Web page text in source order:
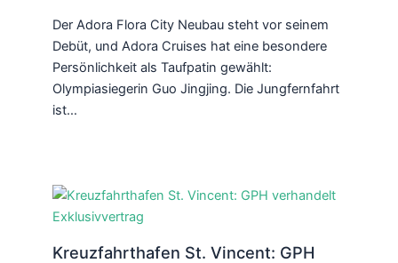
Der Adora Flora City Neubau steht vor seinem
Debüt, und Adora Cruises hat eine besondere
Persönlichkeit als Taufpatin gewählt:
Olympiasiegerin Guo Jingjing. Die Jungfernfahrt
ist…
Kreuzfahrthafen St. Vincent: GPH